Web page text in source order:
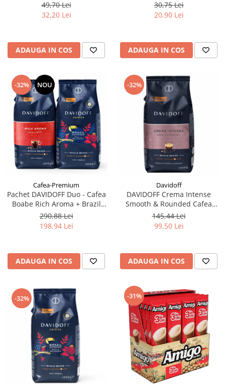
49,70 Lei
32,20 Lei
ADAUGA IN COS
filtre de Ceai
30,75 Lei
20,90 Lei
ADAUGA IN COS
-32% NOU
Cafea-Premium
Pachet DAVIDOFF Duo - Cafea
Boabe Rich Aroma + Brazil
2x1Kg
290,88 Lei
198,94 Lei
ADAUGA IN COS
-32%
Davidoff
DAVIDOFF Crema Intense
Smooth & Rounded Cafea
Boabe 1Kg
145,44 Lei
99,50 Lei
ADAUGA IN COS
-32% -31%